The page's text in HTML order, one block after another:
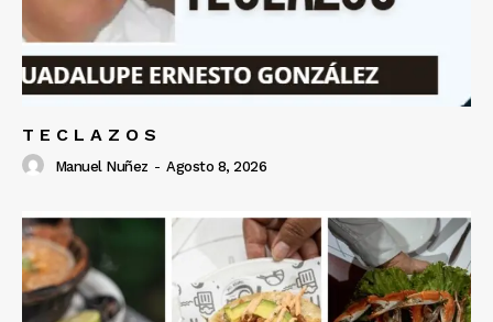
T E C L A Z O S
Manuel Nuñez - Agosto 8, 2026